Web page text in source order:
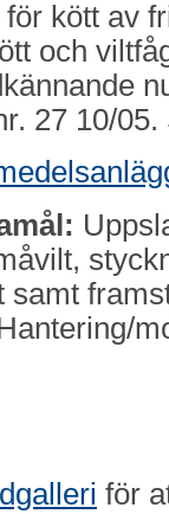
kött av
och
27 10/
samt
för